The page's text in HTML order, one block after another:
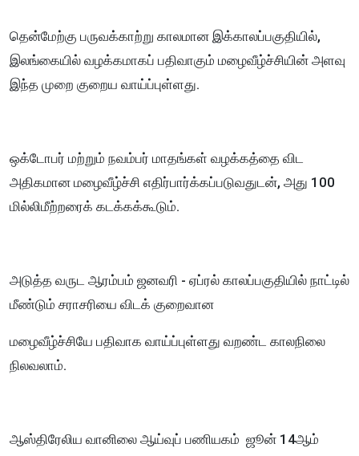
தென்மேற்கு பருவக்காற்று காலமான இக்காலப்பகுதியில்,
இலங்கையில் வழக்கமாகப் பதிவாகும் மழைவீழ்ச்சியின் அளவு
இந்த முறை குறைய வாய்ப்புள்ளது.
ஒக்டோபர் மற்றும் நவம்பர் மாதங்கள் வழக்கத்தை விட
அதிகமான மழைவீழ்ச்சி எதிர்பார்க்கப்படுவதுடன், அது 100
மில்லிமீற்றரைக் கடக்கக்கூடும்.
அடுத்த வருட ஆரம்பம் ஜனவரி - ஏப்ரல் காலப்பகுதியில் நாட்டில்
மீண்டும் சராசரியை விடக் குறைவான
மழைவீழ்ச்சியே பதிவாக வாய்ப்புள்ளது வறண்ட காலநிலை
நிலவலாம்.
ஆஸ்திரேலிய வானிலை ஆய்வுப் பணியகம் ஜூன் 14ஆம்